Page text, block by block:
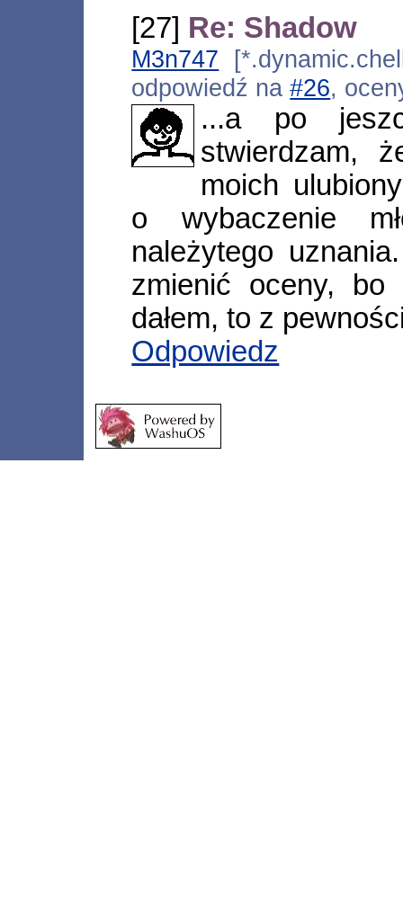
[27] Re: Shadow
M3n747
odpowiedź na#26,
...a po
stwierdzam,
moich
o wybaczenie
należytego
zmienić oceny, bo
dałem, to z
Odpowiedz